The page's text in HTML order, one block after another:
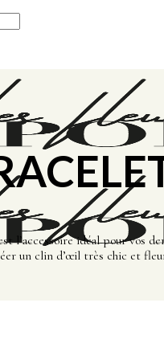
l’accessoire idéal pour vos
un clin d’œil très chic et